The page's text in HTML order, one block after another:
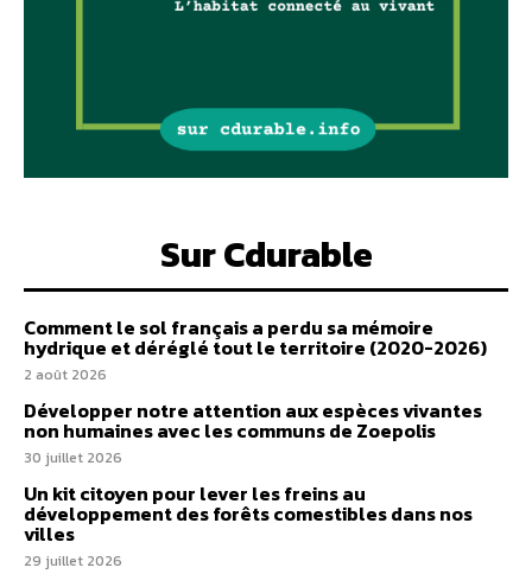
Sur Cdurable
Comment le sol français a perdu sa mémoire
hydrique et déréglé tout le territoire (2020-2026)
2 août 2026
Développer notre attention aux espèces vivantes
non humaines avec les communs de Zoepolis
30 juillet 2026
Un kit citoyen pour lever les freins au
développement des forêts comestibles dans nos
villes
29 juillet 2026